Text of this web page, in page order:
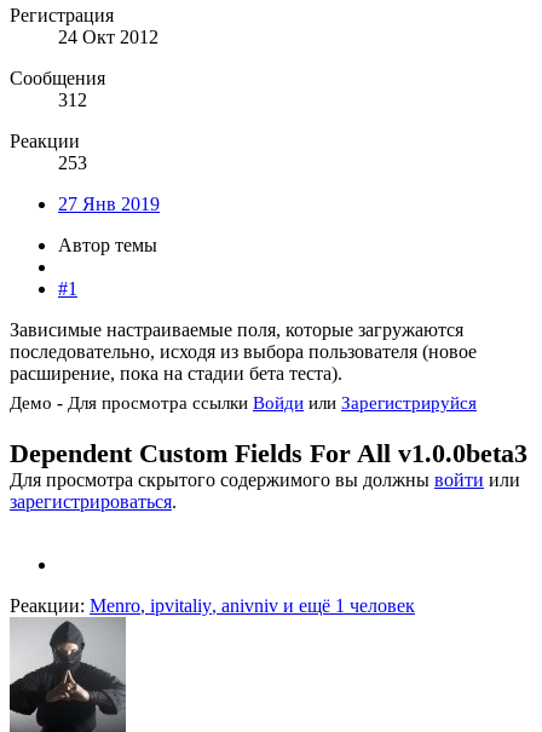
Регистрация
24 Окт 2012
Сообщения
312
Реакции
253
27 Янв 2019
Автор темы
#1
Зависимые настраиваемые поля, которые загружаются
последовательно, исходя из выбора пользователя (новое
расширение, пока на стадии бета теста).
Демо - Для просмотра ссылки Войди или Зарегистрируйся
Dependent Custom Fields For All v1.0.0beta3
Для просмотра скрытого содержимого вы должны войти или
зарегистрироваться.
Реакции: Menro, ipvitaliy, anivniv и ещё 1 человек